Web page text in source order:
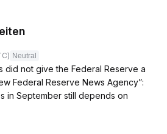
Neutral
did not give the Federal Reserve a
Federal Reserve News Agency”:
in September still depends on